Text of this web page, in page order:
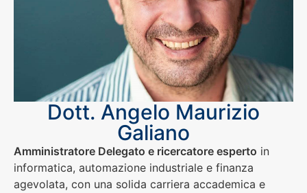
Dott. Angelo Maurizio
Galiano
Amministratore Delegato e ricercatore esperto in
informatica, automazione industriale e finanza
agevolata, con una solida carriera accademica e